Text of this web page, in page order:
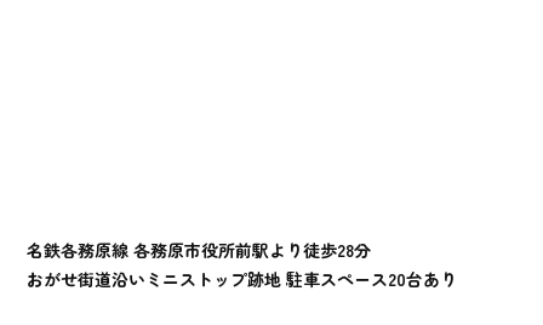
名鉄各務原線 各務原市役所前駅より徒歩28分
おがせ街道沿いミニストップ跡地 駐車スペース20台あり